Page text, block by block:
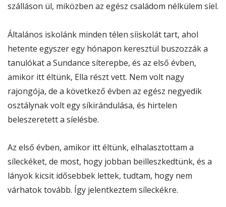
szálláson ül, miközben az egész családom nélkülem síel.
Általános iskolánk minden télen síiskolát tart, ahol
hetente egyszer egy hónapon keresztül buszozzák a
tanulókat a Sundance síterepbe, és az első évben,
amikor itt éltünk, Ella részt vett. Nem volt nagy
rajongója, de a következő évben az egész negyedik
osztálynak volt egy síkirándulása, és hirtelen
beleszeretett a síelésbe.
Az első évben, amikor itt éltünk, elhalasztottam a
síleckéket, de most, hogy jobban beilleszkedtünk, és a
lányok kicsit idősebbek lettek, tudtam, hogy nem
várhatok tovább. Így jelentkeztem síleckékre.